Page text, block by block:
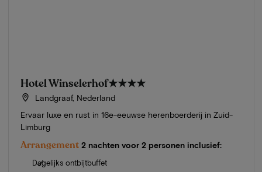
Hotel Winselerhof★★★★
Landgraaf, Nederland
Ervaar luxe en rust in 16e-eeuwse herenboerderij in Zuid-
Limburg
Arrangement 2 nachten voor 2 personen inclusief:
Dagelijks ontbijtbuffet